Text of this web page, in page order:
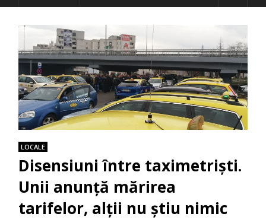
LOCALE
Disensiuni între taximetriști.
Unii anunță mărirea
tarifelor, alții nu știu nimic